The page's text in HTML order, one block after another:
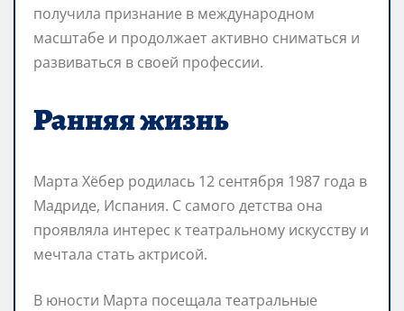
получила признание в международном
масштабе и продолжает активно сниматься и
развиваться в своей профессии.
Ранняя жизнь
Марта Хёбер родилась 12 сентября 1987 года в
Мадриде, Испания. С самого детства она
проявляла интерес к театральному искусству и
мечтала стать актрисой.
В юности Марта посещала театральные